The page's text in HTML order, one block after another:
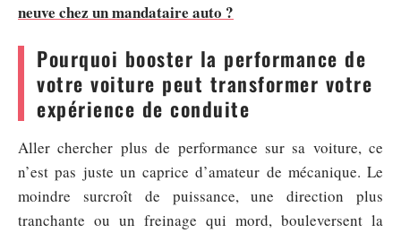
neuve chez un mandataire auto ?
Pourquoi booster la performance de
votre voiture peut transformer votre
expérience de conduite
Aller chercher plus de performance sur sa voiture, ce
n’est pas juste un caprice d’amateur de mécanique. Le
moindre surcroît de puissance, une direction plus
tranchante ou un freinage qui mord, bouleversent la